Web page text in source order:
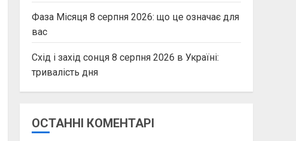
Фаза Місяця 8 серпня 2026: що це означає для
вас
Схід і захід сонця 8 серпня 2026 в Україні:
тривалість дня
ОСТАННІ КОМЕНТАРІ